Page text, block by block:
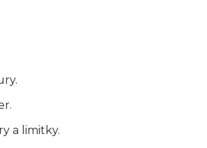
a limitky.